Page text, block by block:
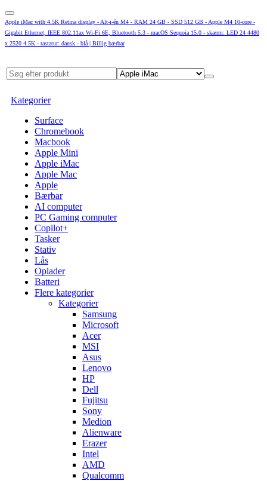
Apple iMac with 4.5K Retina display - Alt-i-én M4 - RAM 24 GB - SSD 512 GB - Apple M4 10-core -
Gigabit Ethernet, IEEE 802.11ax Wi-Fi 6E, Bluetooth 5.3 - macOS Sequoia 15.0 - skærm: LED 24 4480
x 2520 4.5K - tastatur: dansk - blå | Billig bærbar
Kategorier
Surface
Chromebook
Macbook
Apple Mini
Apple iMac
Apple Mac
Apple
Bærbar
AI computer
PC Gaming computer
Copilot+
Tasker
Stativ
Lås
Oplader
Batteri
Flere kategorier
Kategorier
Samsung
Microsoft
Acer
MSI
Asus
Lenovo
HP
Dell
Fujitsu
Sony
Medion
Alienware
Erazer
Intel
AMD
Qualcomm